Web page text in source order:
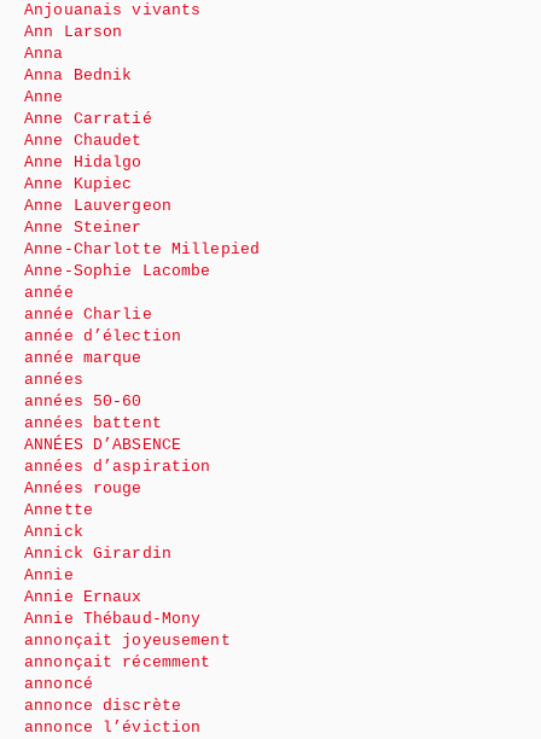
Anjouanais vivants
Ann Larson
Anna
Anna Bednik
Anne
Anne Carratié
Anne Chaudet
Anne Hidalgo
Anne Kupiec
Anne Lauvergeon
Anne Steiner
Anne-Charlotte Millepied
Anne-Sophie Lacombe
année
année Charlie
année d’élection
année marque
années
années 50-60
années battent
ANNÉES D’ABSENCE
années d’aspiration
Années rouge
Annette
Annick
Annick Girardin
Annie
Annie Ernaux
Annie Thébaud-Mony
annonçait joyeusement
annonçait récemment
annoncé
annonce discrète
annonce l’éviction